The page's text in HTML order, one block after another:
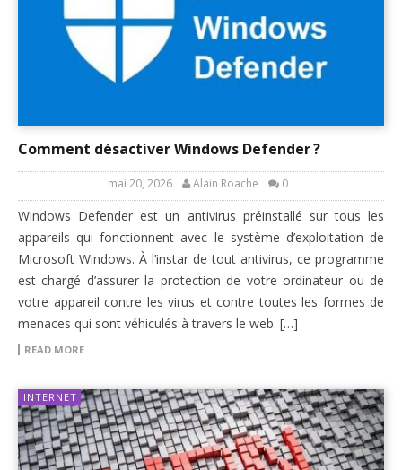
Comment désactiver Windows Defender ?
mai 20, 2026 Alain Roache 0
Windows Defender est un antivirus préinstallé sur tous les
appareils qui fonctionnent avec le système d’exploitation de
Microsoft Windows. À l’instar de tout antivirus, ce programme
est chargé d’assurer la protection de votre ordinateur ou de
votre appareil contre les virus et contre toutes les formes de
menaces qui sont véhiculés à travers le web. […]
READ MORE
INTERNET